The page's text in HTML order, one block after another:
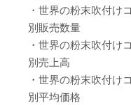
・世界の粉末吹付け
別販売数量
・世界の粉末吹付け
別売上高
・世界の粉末吹付け
別平均価格